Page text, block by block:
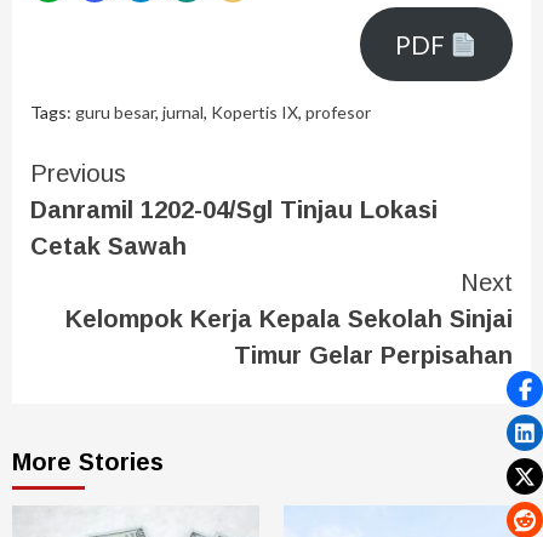
PDF
Tags: guru besar, jurnal, Kopertis IX, profesor
Previous
Danramil 1202-04/Sgl Tinjau Lokasi
Cetak Sawah
Next
Kelompok Kerja Kepala Sekolah Sinjai
Timur Gelar Perpisahan
More Stories